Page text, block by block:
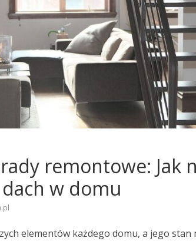
remontowe: Jak
w domu
elementów każdego domu, a jego stan